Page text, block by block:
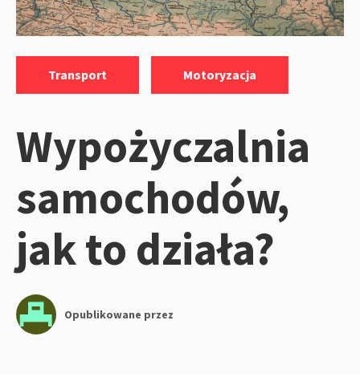
Transport Motoryzacja
Wypożyczalnia
samochodów,
jak to działa?
Opublikowane przez